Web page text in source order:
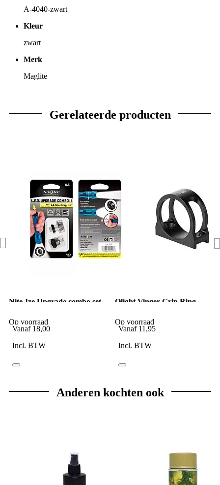
A-4040-zwart
Kleur
zwart
Merk
Maglite
Gerelateerde producten
Nite-Ize Upgrade combo set
Op voorraad
Vanaf 18,00
Incl. BTW
Olight Vinger Grip Ring
Op voorraad
Vanaf 11,95
Incl. BTW
Anderen kochten ook